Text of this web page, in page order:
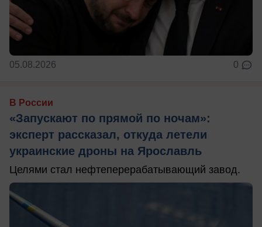
05.08.2026 0
В России
«Запускают по прямой по ночам»:
эксперт рассказал, откуда летели
украинские дроны на Ярославль
Целями стал нефтеперерабатывающий завод.